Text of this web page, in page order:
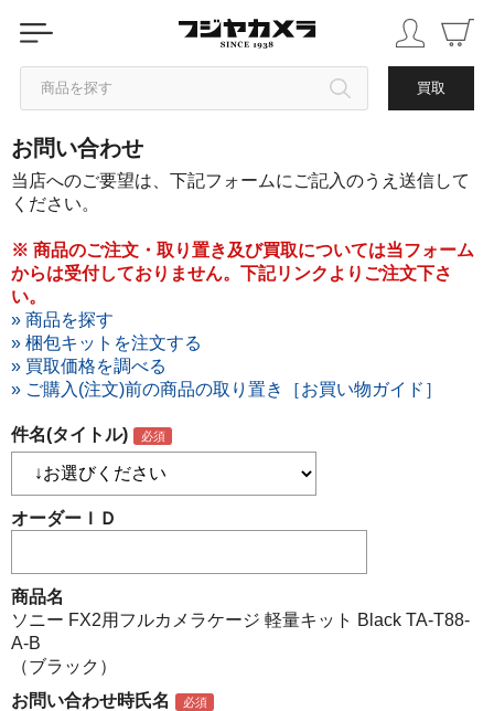
商品を探す 買取
カテゴリから探す
ブランドから探す
中古品を探す
お問い合わせ
当店へのご要望は、下記フォームにご記入のうえ送信して
ください。
※ 商品のご注文・取り置き及び買取については当フォーム
からは受付しておりません。下記リンクよりご注文下さ
い。
» 商品を探す
» 梱包キットを注文する
» 買取価格を調べる
» ご購入(注文)前の商品の取り置き［お買い物ガイド］
件名(タイトル)
オーダーＩＤ
商品名
ソニー FX2用フルカメラケージ 軽量キット Black TA-T88-
A-B
（ブラック）
お問い合わせ時氏名